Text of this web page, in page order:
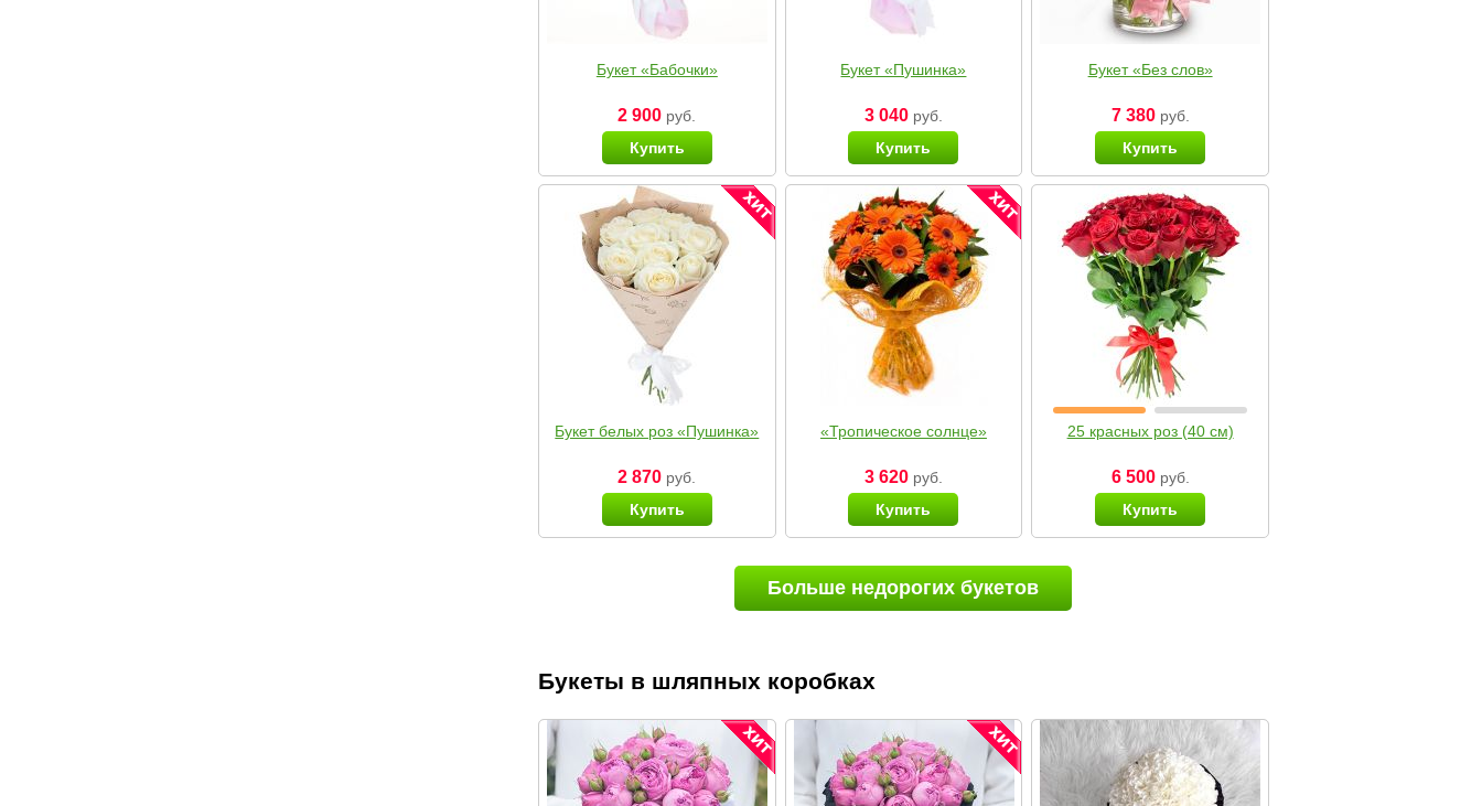
Букет «Бабочки»
2 900 руб.
Купить
Букет «Пушинка»
3 040руб.
Купить
Букет «Без слов»
7 380руб.
Купить
Букет белых роз «Пушинка»
2 870 руб.
Купить
«Тропическое солнце»
3 620руб.
Купить
25 красных роз (40 см)
6 500руб.
Купить
Больше недорогих букетов
Букеты в шляпных коробках